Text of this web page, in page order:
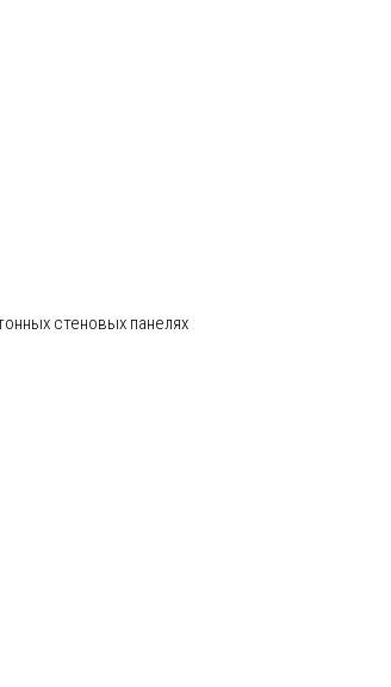
стеновых панелях